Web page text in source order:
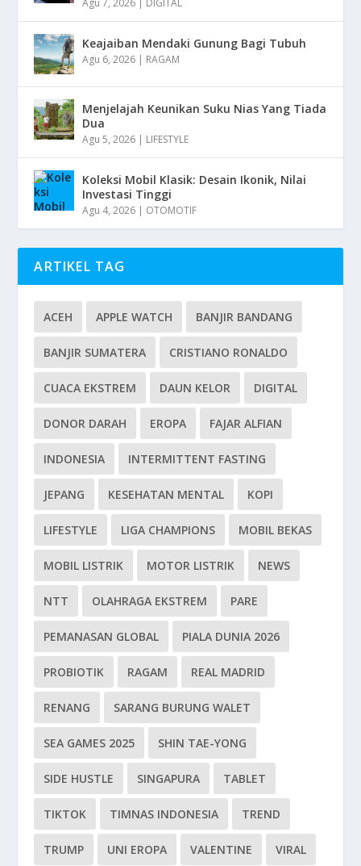
Keajaiban Mendaki Gunung Bagi Tubuh
Agu 6, 2026 | RAGAM
Menjelajah Keunikan Suku Nias Yang Tiada
Dua
Agu 5, 2026 | LIFESTYLE
Koleksi Mobil Klasik: Desain Ikonik, Nilai
Investasi Tinggi
Agu 4, 2026 | OTOMOTIF
ARTIKEL TAG
ACEH APPLE WATCH BANJIR BANDANG
BANJIR SUMATERA CRISTIANO RONALDO
CUACA EKSTREM DAUN KELOR DIGITAL
DONOR DARAH EROPA FAJAR ALFIAN
INDONESIA INTERMITTENT FASTING
JEPANG KESEHATAN MENTAL KOPI
LIFESTYLE LIGA CHAMPIONS MOBIL BEKAS
MOBIL LISTRIK MOTOR LISTRIK NEWS
NTT OLAHRAGA EKSTREM PARE
PEMANASAN GLOBAL PIALA DUNIA 2026
PROBIOTIK RAGAM REAL MADRID
RENANG SARANG BURUNG WALET
SEA GAMES 2025 SHIN TAE-YONG
SIDE HUSTLE SINGAPURA TABLET
TIKTOK TIMNAS INDONESIA TREND
TRUMP UNI EROPA VALENTINE VIRAL